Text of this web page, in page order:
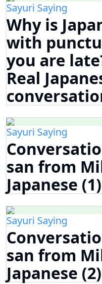
Sayuri Saying
Why is
with
you are
Real
Sayuri Saying
san from
Japanese (1)
Sayuri Saying
san from
Japanese (2)